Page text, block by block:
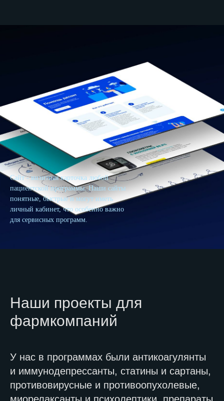
Сайт - визитная карточка любой
пациентской программы. Наши сайты
понятные, быстрые и могут иметь
личный кабинет, что особенно важно
для сервисных программ.
Наши проекты для
фармкомпаний
У нас в программах были антикоагулянты
и иммунодепрессанты, статины и сартаны,
противовирусные и противоопухолевые,
миорелаксанты и психолептики, препараты